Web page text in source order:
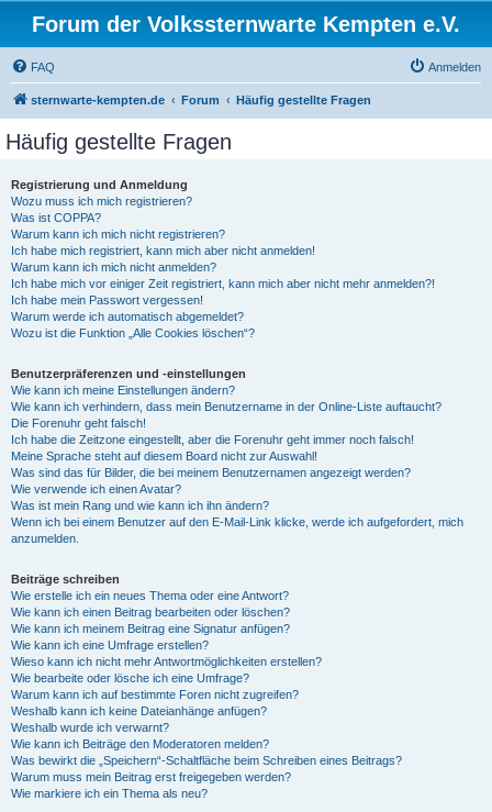
Forum der Volkssternwarte Kempten e.V.
FAQ Anmelden
sternwarte-kempten.de Forum Häufig gestellte Fragen
Häufig gestellte Fragen
Registrierung und Anmeldung
Wozu muss ich mich registrieren?
Was ist COPPA?
Warum kann ich mich nicht registrieren?
Ich habe mich registriert, kann mich aber nicht anmelden!
Warum kann ich mich nicht anmelden?
Ich habe mich vor einiger Zeit registriert, kann mich aber nicht mehr anmelden?!
Ich habe mein Passwort vergessen!
Warum werde ich automatisch abgemeldet?
Wozu ist die Funktion „Alle Cookies löschen“?
Benutzerpräferenzen und -einstellungen
Wie kann ich meine Einstellungen ändern?
Wie kann ich verhindern, dass mein Benutzername in der Online-Liste auftaucht?
Die Forenuhr geht falsch!
Ich habe die Zeitzone eingestellt, aber die Forenuhr geht immer noch falsch!
Meine Sprache steht auf diesem Board nicht zur Auswahl!
Was sind das für Bilder, die bei meinem Benutzernamen angezeigt werden?
Wie verwende ich einen Avatar?
Was ist mein Rang und wie kann ich ihn ändern?
Wenn ich bei einem Benutzer auf den E-Mail-Link klicke, werde ich aufgefordert, mich
anzumelden.
Beiträge schreiben
Wie erstelle ich ein neues Thema oder eine Antwort?
Wie kann ich einen Beitrag bearbeiten oder löschen?
Wie kann ich meinem Beitrag eine Signatur anfügen?
Wie kann ich eine Umfrage erstellen?
Wieso kann ich nicht mehr Antwortmöglichkeiten erstellen?
Wie bearbeite oder lösche ich eine Umfrage?
Warum kann ich auf bestimmte Foren nicht zugreifen?
Weshalb kann ich keine Dateianhänge anfügen?
Weshalb wurde ich verwarnt?
Wie kann ich Beiträge den Moderatoren melden?
Was bewirkt die „Speichern“-Schaltfläche beim Schreiben eines Beitrags?
Warum muss mein Beitrag erst freigegeben werden?
Wie markiere ich ein Thema als neu?